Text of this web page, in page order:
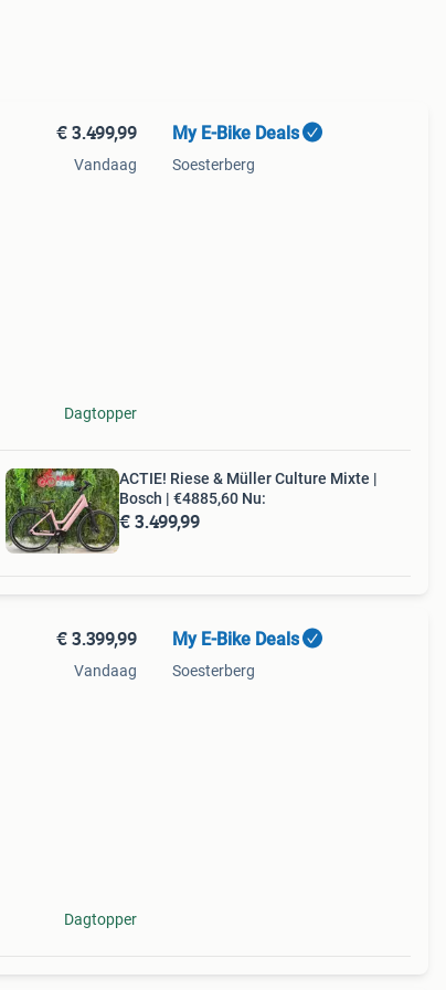
€ 3.499,99
Vandaag
Dagtopper
My E-Bike Deals
Soesterberg
ACTIE! Riese & Müller Culture Mixte |
Bosch | €4885,60 Nu:
€ 3.499,99
€ 3.399,99
Vandaag
Dagtopper
My E-Bike Deals
Soesterberg